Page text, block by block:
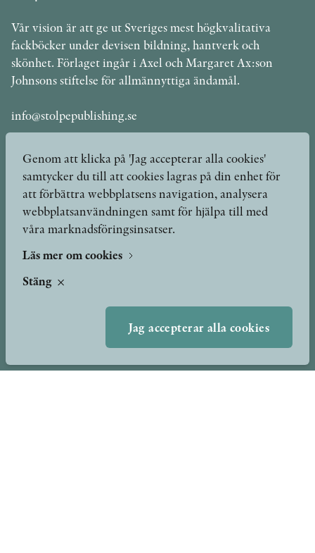
Vår vision är att ge ut Sveriges mest högkvalitativa
fackböcker under devisen bildning, hantverk och
skönhet. Förlaget ingår i Axel och Margaret Ax:son
Johnsons stiftelse för allmännyttiga ändamål.
info@stolpepublishing.se
Böcker
Författare
Nyheter
Podcast & video
Yukiko och Patrik möter
Utmärkelser & Format
Hilma af Klint
Om oss
Kontakt
Genom att klicka på 'Jag accepterar alla cookies'
samtycker du till att cookies lagras på din enhet för
att förbättra webbplatsens navigation, analysera
webbplatsanvändningen samt för hjälpa till med
våra marknadsföringsinsatser.
Läs mer om cookies
Stäng
Jag accepterar alla cookies